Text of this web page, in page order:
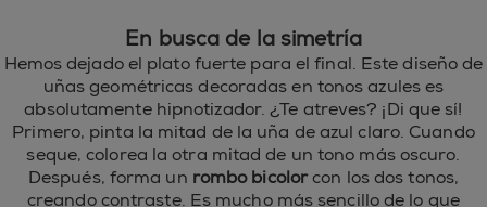
En busca de la simetría
Hemos dejado el plato fuerte para el final. Este diseño de
uñas geométricas decoradas en tonos azules es
absolutamente hipnotizador. ¿Te atreves? ¡Di que sí!
Primero, pinta la mitad de la uña de azul claro. Cuando
seque, colorea la otra mitad de un tono más oscuro.
Después, forma un rombo bicolorcon los dos tonos,
creando contraste. Es mucho más sencillo de lo que